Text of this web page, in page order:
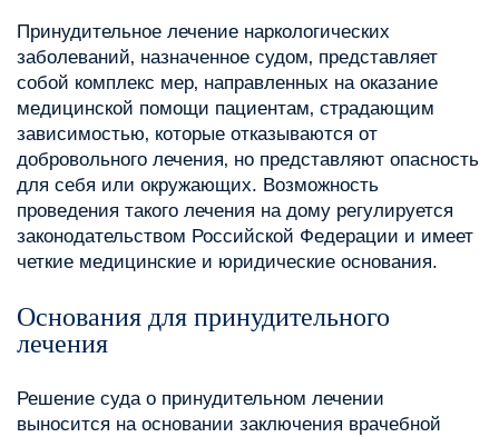
Принудительное лечение наркологических
заболеваний‚ назначенное судом‚ представляет
собой комплекс мер‚ направленных на оказание
медицинской помощи пациентам‚ страдающим
зависимостью‚ которые отказываются от
добровольного лечения‚ но представляют опасность
для себя или окружающих. Возможность
проведения такого лечения на дому регулируется
законодательством Российской Федерации и имеет
четкие медицинские и юридические основания.
Основания для принудительного
лечения
Решение суда о принудительном лечении
выносится на основании заключения врачебной